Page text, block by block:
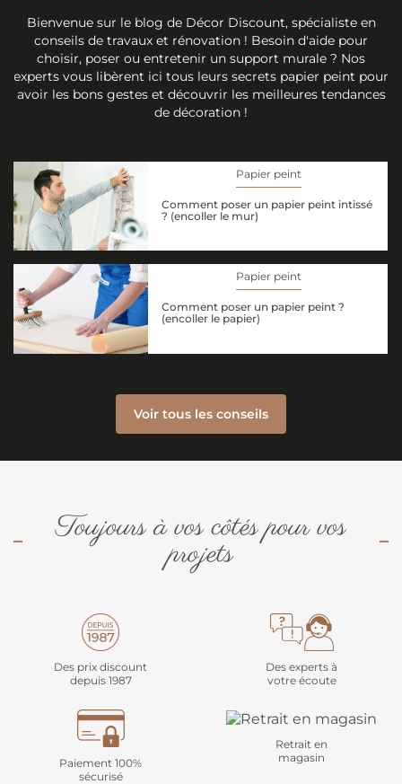
Bienvenue sur le blog de Décor Discount, spécialiste en
conseils de travaux et rénovation ! Besoin d'aide pour
choisir, poser ou entretenir un support murale ? Nos
experts vous libèrent ici tous leurs secrets papier peint pour
avoir les bons gestes et découvrir les meilleures tendances
de décoration !
Papier peint
Comment poser un papier peint intissé
? (encoller le mur)
Papier peint
Comment poser un papier peint ?
(encoller le papier)
Voir tous les conseils
Toujours à vos côtés pour vos
projets
Des prix discount
depuis 1987
Des experts à
votre écoute
Paiement 100%
sécurisé
Retrait en
magasin